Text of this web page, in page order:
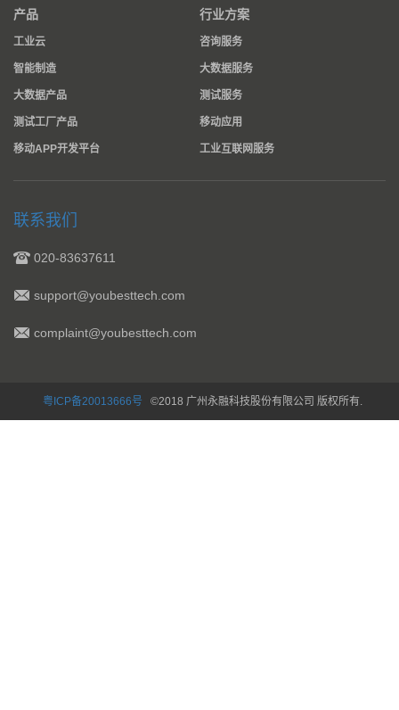
产品
工业云
智能制造
大数据产品
测试工厂产品
移动APP开发平台
行业方案
咨询服务
大数据服务
测试服务
移动应用
工业互联网服务
联系我们
020-83637611
support@youbesttech.com
complaint@youbesttech.com
粤ICP备20013666号 ©2018 广州永融科技股份有限公司 版权所有.